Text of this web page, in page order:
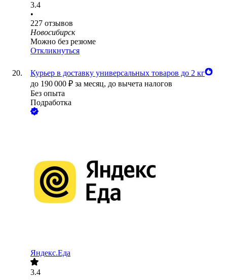
3.4
•
227 отзывов
Новосибирск
Можно без резюме
Откликнуться
Курьер в доставку универсальных товаров до 2 кг
до 190 000 ₽ за месяц, до вычета налогов
Без опыта
Подработка
Яндекс.Еда
3.4